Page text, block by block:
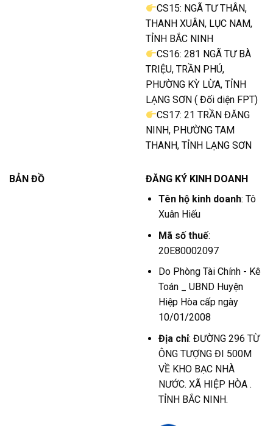
CS15: NGÃ TƯ THÂN,
THANH XUÂN, LỤC NAM,
TỈNH BẮC NINH
CS16: 281 NGÃ TƯ BÀ
TRIỆU, TRẦN PHÚ,
PHƯỜNG KỲ LỪA, TỈNH
LẠNG SƠN ( Đối diện FPT)
CS17: 21 TRẦN ĐĂNG
NINH, PHƯỜNG TAM
THANH, TỈNH LẠNG SƠN
BẢN ĐỒ
ĐĂNG KÝ KINH DOANH
Tên hộ kinh doanh: Tô
Xuân Hiếu
Mã số thuế:
20E80002097
Do Phòng Tài Chính - Kê
Toán _ UBND Huyện
Hiệp Hòa cấp ngày
10/01/2008
Địa chỉ: ĐƯỜNG 296 TỪ
ÔNG TƯỢNG ĐI 500M
VỀ KHO BẠC NHÀ
NƯỚC. XÃ HIỆP HÒA .
TỈNH BẮC NINH.